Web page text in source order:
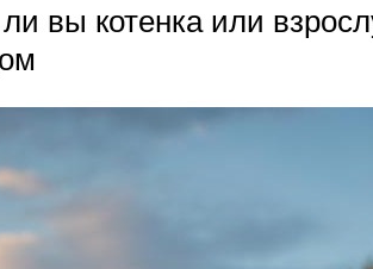
вы котенка или